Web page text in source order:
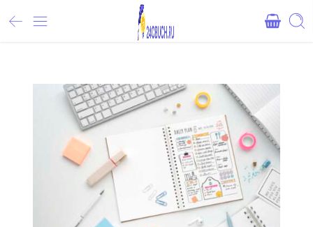
Внимание! При оплате картами Сбербанка, могут